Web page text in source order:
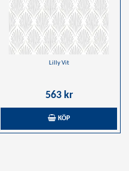
Lilly Vit
563 kr
KÖP